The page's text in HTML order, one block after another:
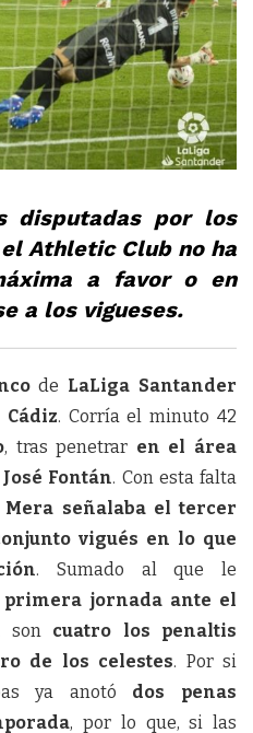
disputadas por los
Athletic Club no ha
a favor o en
a los vigueses.
de LaLiga Santander
. Corría el minuto 42
, tras penetrar en el área
Fontán. Con esta falta
Mera señalaba el tercer
vigués en lo que
. Sumado al que le
jornada ante el
son cuatro los penaltis
de los celestes. Por si
ya anotó dos penas
, por lo que, si las